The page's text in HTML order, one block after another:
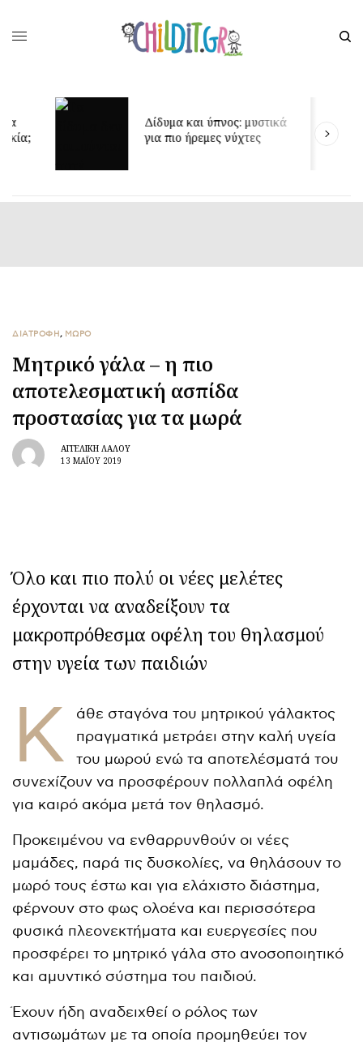
Δίδυμα και ύπνος: μυστικά
για πιο ήρεμες νύχτες
ΔΙΑΤΡΟΦΗ, ΜΩΡΟ
Μητρικό γάλα – η πιο
αποτελεσματική ασπίδα
προστασίας για τα μωρά
ΑΓΓΕΛΙΚΉ ΛΆΛΟΥ
13 ΜΑΪ́ΟΥ 2019
Όλο και πιο πολύ οι νέες μελέτες
έρχονται να αναδείξουν τα
μακροπρόθεσμα οφέλη του θηλασμού
στην υγεία των παιδιών
Κ
άθε σταγόνα του μητρικού γάλακτος
πραγματικά μετράει στην καλή υγεία
του μωρού ενώ τα αποτελέσματά του
συνεχίζουν να προσφέρουν πολλαπλά οφέλη
για καιρό ακόμα μετά τον θηλασμό.
Προκειμένου να ενθαρρυνθούν οι νέες
μαμάδες, παρά τις δυσκολίες, να θηλάσουν το
μωρό τους έστω και για ελάχιστο διάστημα,
φέρνουν στο φως ολοένα και περισσότερα
φυσικά πλεονεκτήματα και ευεργεσίες που
προσφέρει το μητρικό γάλα στο ανοσοποιητικό
και αμυντικό σύστημα του παιδιού.
Έχουν ήδη αναδειχθεί ο ρόλος των
αντισωμάτων με τα οποία προμηθεύει τον